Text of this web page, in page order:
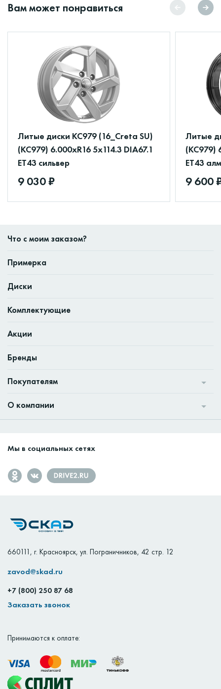
Вам может понравиться
Литые диски КС979 (16_Creta SU)
(КС979) 6.000xR16 5x114.3 DIA67.1
ET43 сильвер
9 030 ₽
Литые
(КС979)
ET43
9 600
660111 , г. Красноярск, ул. Пограничников, 42 стр. 12
zavod@skad.ru
+7 (800) 250 87 68
Заказать звонок
Что с моим заказом?
Примерка
Диски
Комплектующие
Акции
Бренды
Покупателям
О компании
Мы в социальных сетях
Принимаются к оплате: